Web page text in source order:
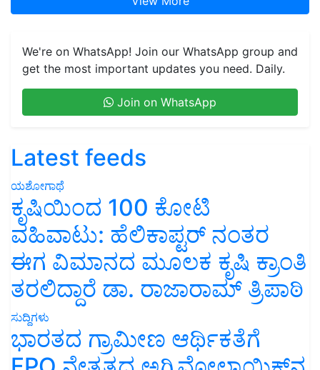
get the most important updates you need. Daily.
ಯಶೋಗಾಥೆ
ಕೃಷಿಯಿಂದ 100 ಕೋಟಿ
ವಹಿವಾಟು: ಹೆಲಿಕಾಪ್ಟರ್ ನಂತರ
ಈಗ ವಿಮಾನದ ಮೂಲಕ ಕೃಷಿ ಕ್ರಾಂತಿ
ತರಲಿದ್ದಾರೆ ಡಾ. ರಾಜಾರಾಮ್ ತ್ರಿಪಾಠಿ
ಸುದ್ದಿಗಳು
ಭಾರತದ ಗ್ರಾಮೀಣ ಆರ್ಥಿಕತೆಗೆ
FPO ನೇತೃತ್ವದ ಅಗ್ರಿವೋಲ್ಟಾಯಿಕ್ಸ್‌ನ